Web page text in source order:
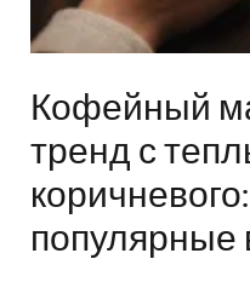
Кофейный
тренд с
популярные